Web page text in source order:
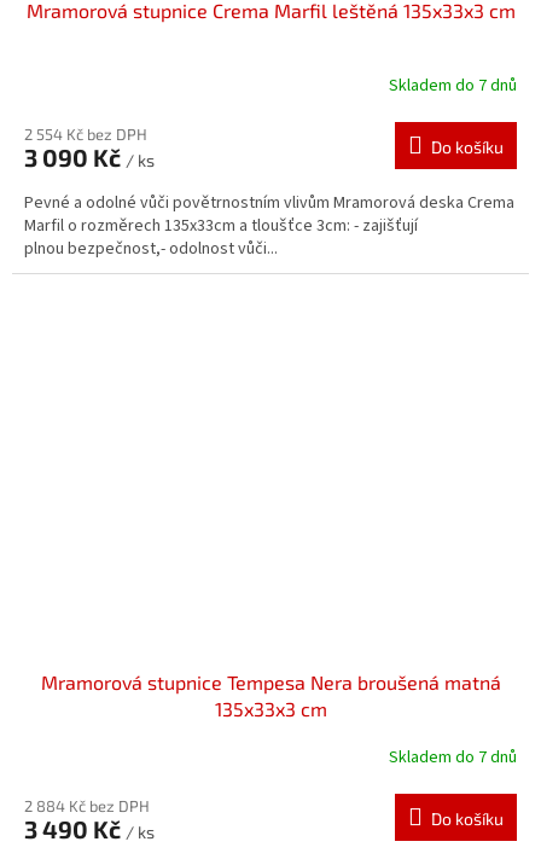
Mramorová stupnice Crema Marfil leštěná 135x33x3 cm
Skladem do 7 dnů
2 554 Kč bez DPH
3 090 Kč / ks
Do košíku
Pevné a odolné vůči povětrnostním vlivům Mramorová deska Crema
Marfil o rozměrech 135x33cm a tloušťce 3cm: - zajišťují
plnou bezpečnost,- odolnost vůči...
Mramorová stupnice Tempesa Nera broušená matná
135x33x3 cm
Skladem do 7 dnů
2 884 Kč bez DPH
3 490 Kč / ks
Do košíku